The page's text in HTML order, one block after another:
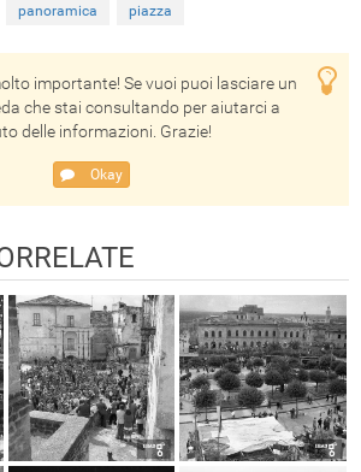
panoramica piazza
importante! Se vuoi puoi lasciare un
che stai consultando per aiutarci a
delle informazioni. Grazie!
Okay